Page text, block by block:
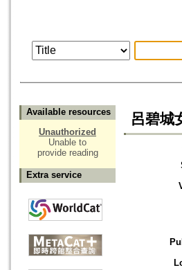
Available resources
Unauthorized
Unable to
provide reading
Extra service
呂碧城